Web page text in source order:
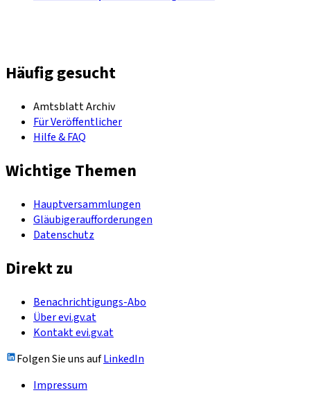
Häufig gesucht
Amtsblatt Archiv
Für Veröffentlicher
Hilfe & FAQ
Wichtige Themen
Hauptversammlungen
Gläubigeraufforderungen
Datenschutz
Direkt zu
Benachrichtigungs-Abo
Über evi.gv.at
Kontakt evi.gv.at
Folgen Sie uns aufLinkedIn
Impressum